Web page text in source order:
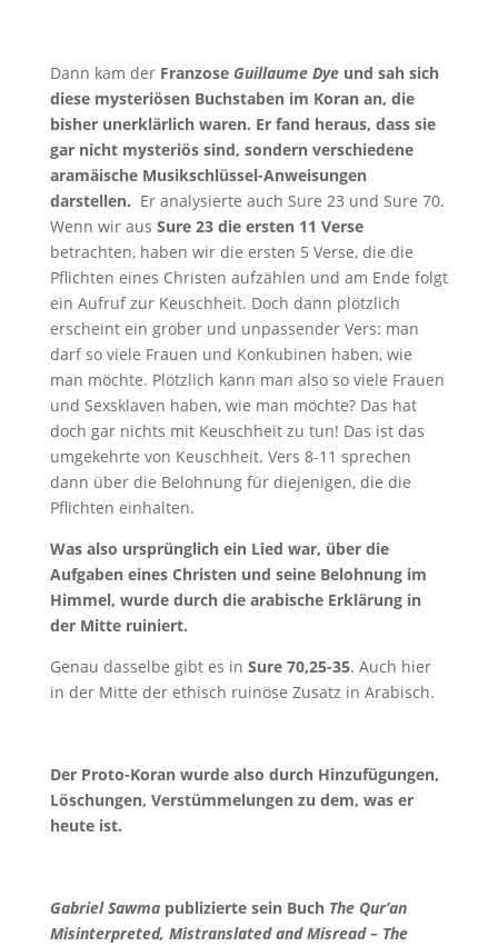
Dann kam der Franzose Guillaume Dyeund sah sich
diese mysteriösen Buchstaben im Koran an, die
bisher unerklärlich waren. Er fand heraus, dass sie
gar nicht mysteriös sind, sondern verschiedene
aramäische Musikschlüssel-Anweisungen
darstellen. Er analysierte auch Sure 23 und Sure 70.
Wenn wir aus Sure 23 die ersten 11 Verse
betrachten, haben wir die ersten 5 Verse, die die
Pflichten eines Christen aufzählen und am Ende folgt
ein Aufruf zur Keuschheit. Doch dann plötzlich
erscheint ein grober und unpassender Vers: man
darf so viele Frauen und Konkubinen haben, wie
man möchte. Plötzlich kann man also so viele Frauen
und Sexsklaven haben, wie man möchte? Das hat
doch gar nichts mit Keuschheit zu tun! Das ist das
umgekehrte von Keuschheit. Vers 8-11 sprechen
dann über die Belohnung für diejenigen, die die
Pflichten einhalten.
Was also ursprünglich ein Lied war, über die
Aufgaben eines Christen und seine Belohnung im
Himmel, wurde durch die arabische Erklärung in
der Mitte ruiniert.
Genau dasselbe gibt es in Sure 70,25-35. Auch hier
in der Mitte der ethisch ruinöse Zusatz in Arabisch.
Der Proto-Koran wurde also durch Hinzufügungen,
Löschungen, Verstümmelungen zu dem, was er
heute ist.
Gabriel Sawmapublizierte sein Buch The Qur’an
Misinterpreted, Mistranslated and Misread – The